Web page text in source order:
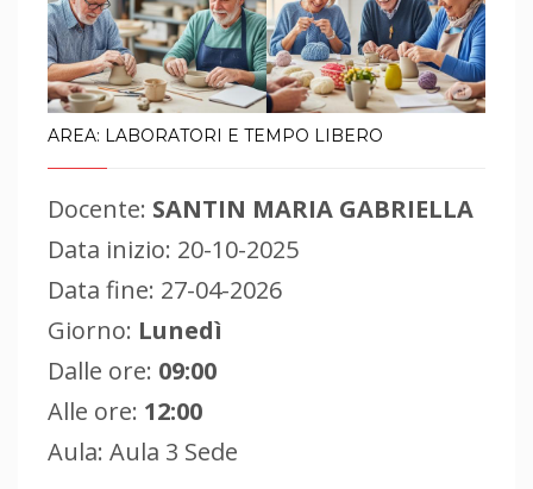
AREA: LABORATORI E TEMPO LIBERO
Docente: SANTIN MARIA GABRIELLA
Data inizio: 20-10-2025
Data fine: 27-04-2026
Giorno: Lunedì
Dalle ore: 09:00
Alle ore: 12:00
Aula: Aula 3 Sede